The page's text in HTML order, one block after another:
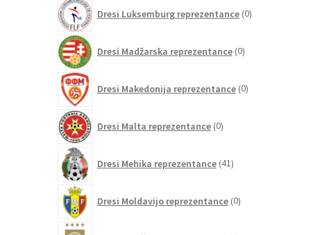
Dresi Luksemburg reprezentance 0izdelkov
Dresi Madžarska reprezentance 0izdelkov
Dresi Makedonija reprezentance 0izdelkov
Dresi Malta reprezentance 0izdelkov
Dresi Mehika reprezentance 41izdelkov
Dresi Moldavijo reprezentance 0izdelkov